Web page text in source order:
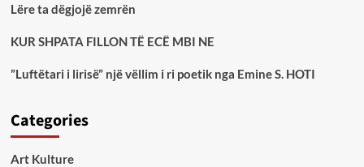
Lëre ta dëgjojë zemrën
KUR SHPATA FILLON TË ECË MBI NE
”Luftëtari i lirisë” një vëllim i ri poetik nga Emine S. HOTI
Categories
Art Kulture